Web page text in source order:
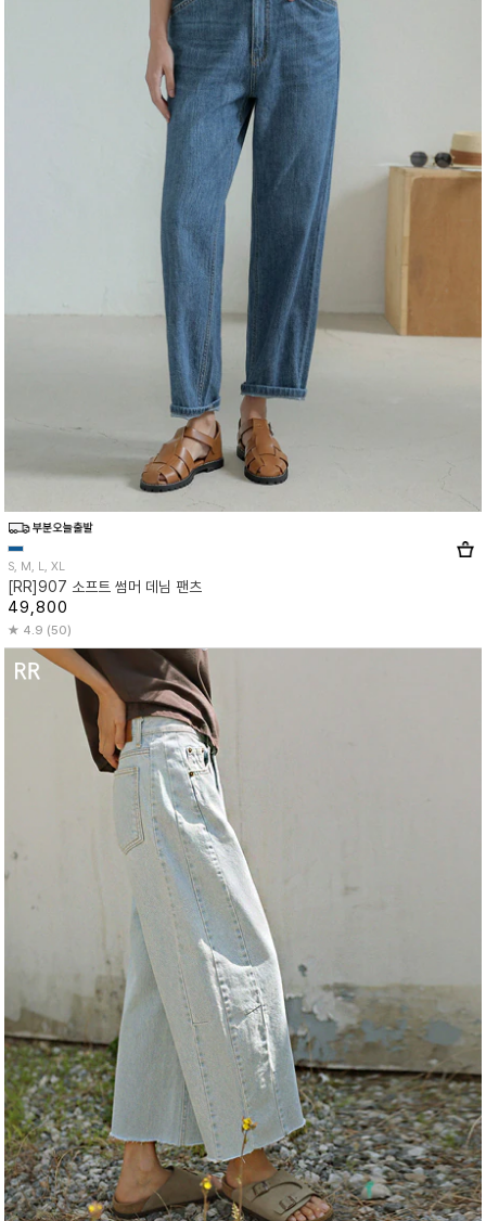
S, M, L, XL
[RR]907 소프트 썸머 데님 팬츠
49,800
4.9 (50)